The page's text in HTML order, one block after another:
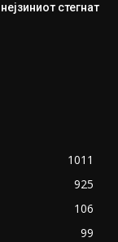
стегнат
1011
925
106
99